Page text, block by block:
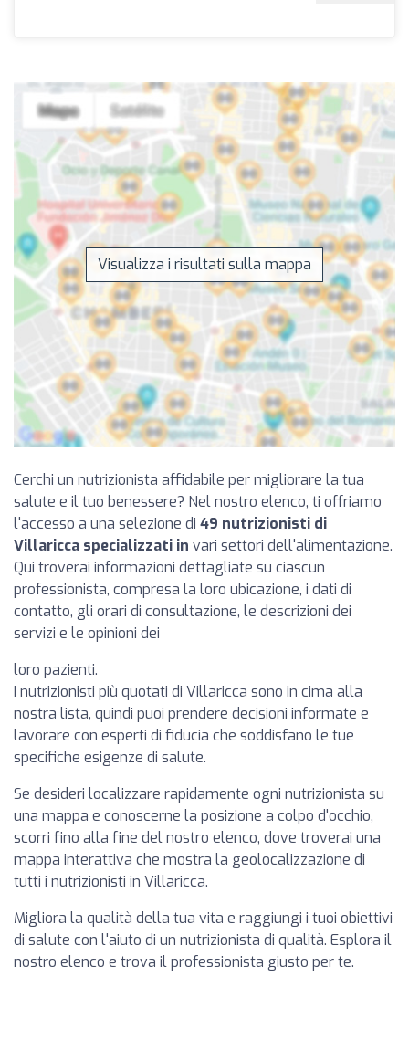
Visualizza i risultati sulla mappa
Cerchi un nutrizionista affidabile per migliorare la tua
salute e il tuo benessere? Nel nostro elenco, ti offriamo
l'accesso a una selezione di 49 nutrizionisti di
Villaricca specializzati in vari settori dell'alimentazione.
Qui troverai informazioni dettagliate su ciascun
professionista, compresa la loro ubicazione, i dati di
contatto, gli orari di consultazione, le descrizioni dei
servizi e le opinioni dei
loro pazienti.
I nutrizionisti più quotati di Villaricca sono in cima alla
nostra lista, quindi puoi prendere decisioni informate e
lavorare con esperti di fiducia che soddisfano le tue
specifiche esigenze di salute.
Se desideri localizzare rapidamente ogni nutrizionista su
una mappa e conoscerne la posizione a colpo d'occhio,
scorri fino alla fine del nostro elenco, dove troverai una
mappa interattiva che mostra la geolocalizzazione di
tutti i nutrizionisti in Villaricca.
Migliora la qualità della tua vita e raggiungi i tuoi obiettivi
di salute con l'aiuto di un nutrizionista di qualità. Esplora il
nostro elenco e trova il professionista giusto per te.